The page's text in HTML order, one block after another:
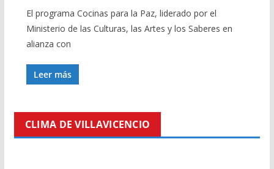
El programa Cocinas para la Paz, liderado por el
Ministerio de las Culturas, las Artes y los Saberes en
alianza con
Leer más
CLIMA DE VILLAVICENCIO